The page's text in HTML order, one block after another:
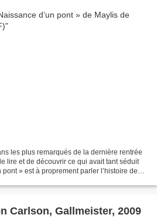
les plus remarqués de la dernière rentrée
lire et de découvrir ce qui avait tant séduit
pont » est à proprement parler l’histoire de
Carlson, Gallmeister, 2009